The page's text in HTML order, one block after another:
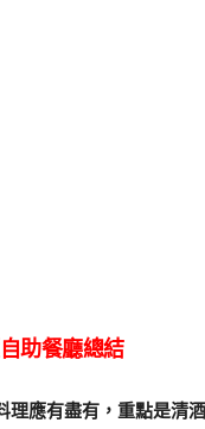
助餐廳總結
理應有盡有，重點是清